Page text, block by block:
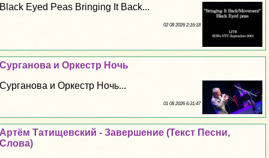
Black Eyed Peas Bringing It Back...
02 08 2026 2:16:18
Сурганова и Оркестр Ночь
Сурганова и Оркестр Ночь...
01 08 2026 6:31:47
Артём Татищевский - Завершение (Текст Песни,
Слова)